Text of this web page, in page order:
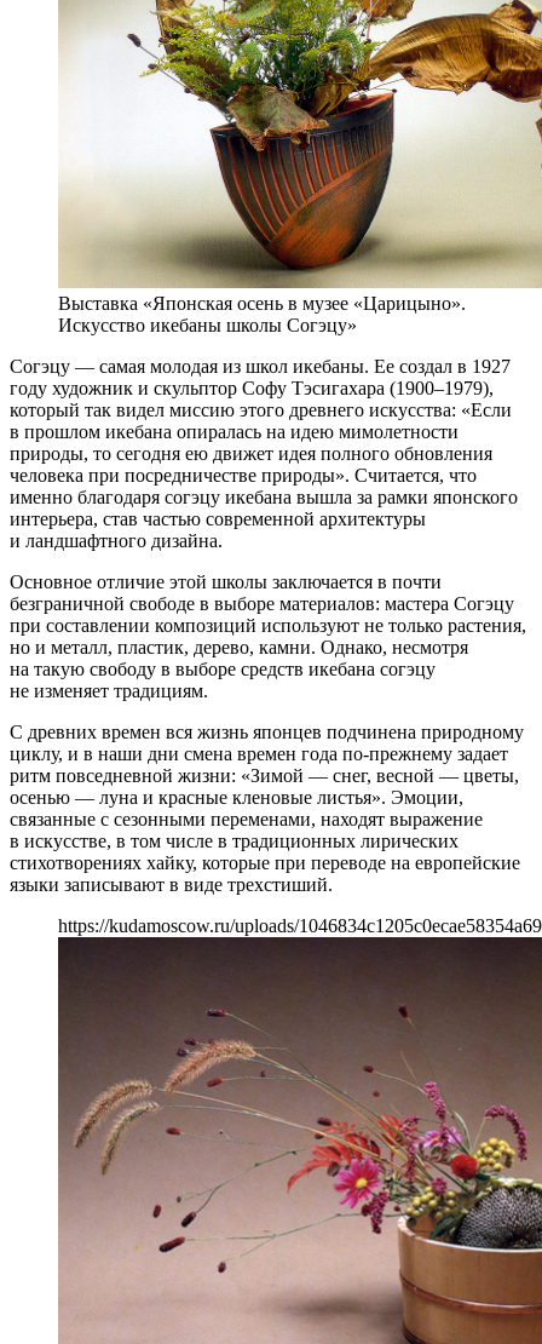
Выставка «Японская осень в музее «Царицыно».
Искусство икебаны школы Согэцу»
Согэцу — самая молодая из школ икебаны. Ее создал в 1927
году художник и скульптор Софу Тэсигахара (1900–1979),
который так видел миссию этого древнего искусства: «Если
в прошлом икебана опиралась на идею мимолетности
природы, то сегодня ею движет идея полного обновления
человека при посредничестве природы». Считается, что
именно благодаря согэцу икебана вышла за рамки японского
интерьера, став частью современной архитектуры
и ландшафтного дизайна.
Основное отличие этой школы заключается в почти
безграничной свободе в выборе материалов: мастера Согэцу
при составлении композиций используют не только растения,
но и металл, пластик, дерево, камни. Однако, несмотря
на такую свободу в выборе средств икебана согэцу
не изменяет традициям.
С древних времен вся жизнь японцев подчинена природному
циклу, и в наши дни смена времен года по-прежнему задает
ритм повседневной жизни: «Зимой — снег, весной — цветы,
осенью — луна и красные кленовые листья». Эмоции,
связанные с сезонными переменами, находят выражение
в искусстве, в том числе в традиционных лирических
стихотворениях хайку, которые при переводе на европейские
языки записывают в виде трехстиший.
https://kudamoscow.ru/uploads/